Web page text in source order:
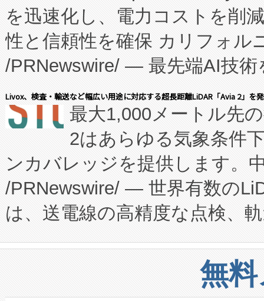
従来のフェッドバッチ施設の
に、患者やサプライチェーン
キー方式で拡張性が高く、持
す。FCCM‑を活用した現地生
患者にとっての費用負担を大
のアクセスを大幅に拡大する
Fully-Connected Continuous
プログラムには、施設設計・
に関する技術移転および知的
構造化トレーニングカリキュ
上げおよび商用化段階におけ
設備整備および立ち上げ調整
を迅速化し、電力コストを削
性と信頼性を確保 カリフォル
/PRNewswire/ — 最先端AI技術
会社エーアイ・アンド：本社
President原信平）と、エンタ
ードするVoltaiqは、日本にあ
ーエネルギー貯蔵システム（
た。 Voltaiq独自のAI搭載プラ
定、統合、導入、運用に至る
安全性を追跡し、確保する事
増加しているデータセンター
る電力網に大きな負担をかけ
Livox、検査・輸送など幅広い用途に対応する超長距離LiDAR「Avia 2」を
最大1,000メートル先
2はあらゆる気象条件
ンカバレッジを提供します。
/PRNewswire/ — 世界有数の
は、送電線の高精度な点検、
や穀物倉庫におけるバルク材
リューション「Avia 2」を発
したAvia 2は、1,000メート
無